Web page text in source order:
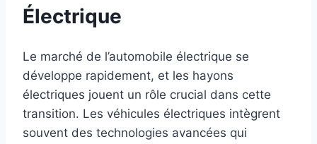
Électrique
Le marché de l’automobile électrique se
développe rapidement, et les hayons
électriques jouent un rôle crucial dans cette
transition. Les véhicules électriques intègrent
souvent des technologies avancées qui